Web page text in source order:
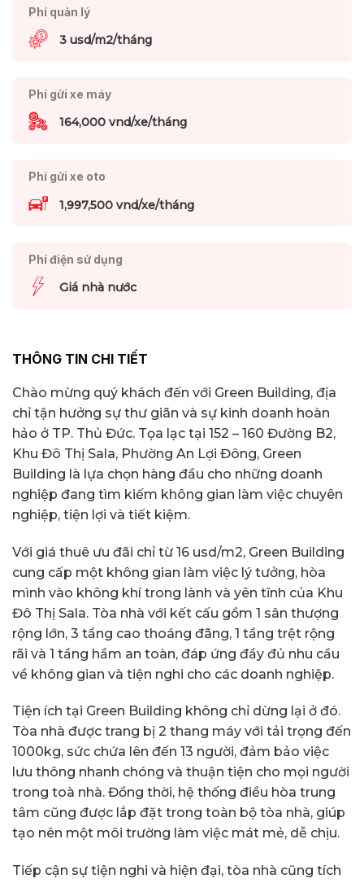
Phí quản lý
3 usd/m2/tháng
Phí gửi xe máy
164,000 vnd/xe/tháng
Phí gửi xe oto
1,997,500 vnd/xe/tháng
Phí điện sử dụng
Giá nhà nước
THÔNG TIN CHI TIẾT
Chào mừng quý khách đến với Green Building, địa
chỉ tận hưởng sự thư giãn và sự kinh doanh hoàn
hảo ở TP. Thủ Đức. Tọa lạc tại 152 – 160 Đường B2,
Khu Đô Thị Sala, Phường An Lợi Đông, Green
Building là lựa chọn hàng đầu cho những doanh
nghiệp đang tìm kiếm không gian làm việc chuyên
nghiệp, tiện lợi và tiết kiệm.
Với giá thuê ưu đãi chỉ từ 16 usd/m2, Green Building
cung cấp một không gian làm việc lý tưởng, hòa
mình vào không khí trong lành và yên tĩnh của Khu
Đô Thị Sala. Tòa nhà với kết cấu gồm 1 sân thượng
rộng lớn, 3 tầng cao thoáng đãng, 1 tầng trệt rộng
rãi và 1 tầng hầm an toàn, đáp ứng đầy đủ nhu cầu
về không gian và tiện nghi cho các doanh nghiệp.
Tiện ích tại Green Building không chỉ dừng lại ở đó.
Tòa nhà được trang bị 2 thang máy với tải trọng đến
1000kg, sức chứa lên đến 13 người, đảm bảo việc
lưu thông nhanh chóng và thuận tiện cho mọi người
trong toà nhà. Đồng thời, hệ thống điều hòa trung
tâm cũng được lắp đặt trong toàn bộ tòa nhà, giúp
tạo nên một môi trường làm việc mát mẻ, dễ chịu.
Tiếp cận sự tiện nghi và hiện đại, tòa nhà cũng tích